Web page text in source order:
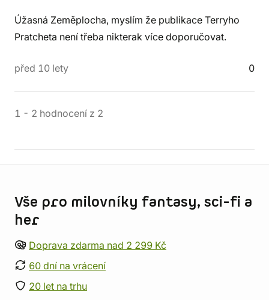
Úžasná Zeměplocha, myslím že publikace Terryho
Pratcheta není třeba nikterak více doporučovat.
před 10 lety 0
1 - 2 hodnocení z 2
Vše pro milovníky fantasy, sci-fi a
her
Doprava zdarma nad 2 299 Kč
60 dní na vrácení
20 let na trhu